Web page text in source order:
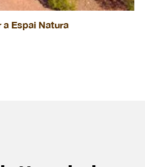
a Espai Natura